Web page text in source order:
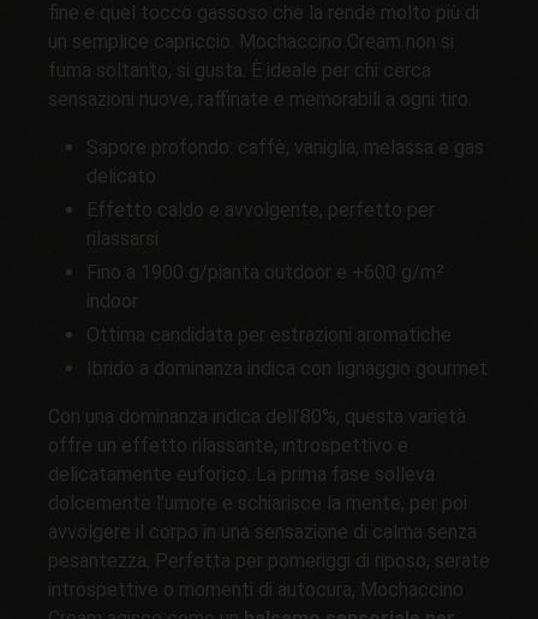
fine e quel tocco gassoso che la rende molto più di
un semplice capriccio. Mochaccino Cream non si
fuma soltanto, si gusta. È ideale per chi cerca
sensazioni nuove, raffinate e memorabili a ogni tiro.
Sapore profondo: caffè, vaniglia, melassa e gas
delicato
Effetto caldo e avvolgente, perfetto per
rilassarsi
Fino a 1900 g/pianta outdoor e +600 g/m²
indoor
Ottima candidata per estrazioni aromatiche
Ibrido a dominanza indica con lignaggio gourmet
Con una dominanza indica dell’80%, questa varietà
offre un effetto rilassante, introspettivo e
delicatamente euforico. La prima fase solleva
dolcemente l’umore e schiarisce la mente, per poi
avvolgere il corpo in una sensazione di calma senza
pesantezza. Perfetta per pomeriggi di riposo, serate
introspettive o momenti di autocura, Mochaccino